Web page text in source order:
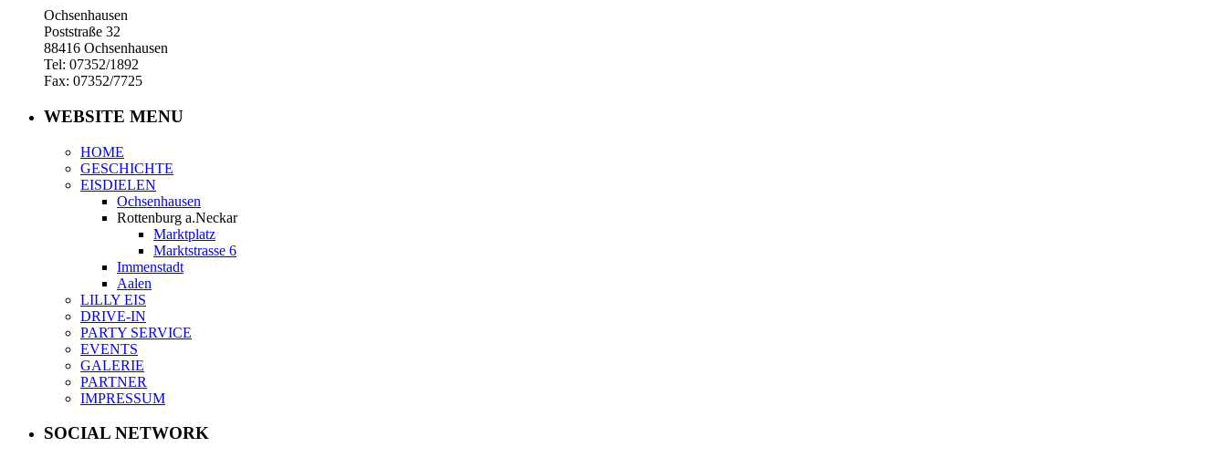
Ochsenhausen
Poststraße 32
88416 Ochsenhausen
Tel: 07352/1892
Fax: 07352/7725
WEBSITE MENU
HOME
GESCHICHTE
EISDIELEN
Ochsenhausen
Rottenburg a.Neckar
Marktplatz
Marktstrasse 6
Immenstadt
Aalen
LILLY EIS
DRIVE-IN
PARTY SERVICE
EVENTS
GALERIE
PARTNER
IMPRESSUM
SOCIAL NETWORK